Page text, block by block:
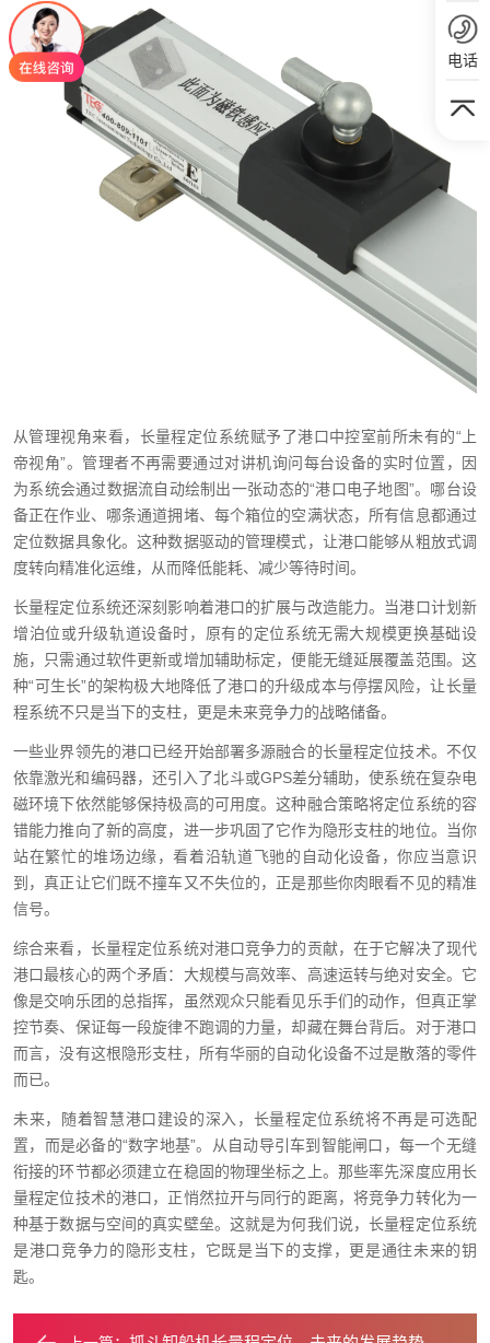
从管理视角来看，长量程定位系统赋予了港口中控室前所未有的“上
帝视角”。管理者不再需要通过对讲机询问每台设备的实时位置，因
为系统会通过数据流自动绘制出一张动态的“港口电子地图”。哪台设
备正在作业、哪条通道拥堵、每个箱位的空满状态，所有信息都通过
定位数据具象化。这种数据驱动的管理模式，让港口能够从粗放式调
度转向精准化运维，从而降低能耗、减少等待时间。
长量程定位系统还深刻影响着港口的扩展与改造能力。当港口计划新
增泊位或升级轨道设备时，原有的定位系统无需大规模更换基础设
施，只需通过软件更新或增加辅助标定，便能无缝延展覆盖范围。这
种“可生长”的架构极大地降低了港口的升级成本与停摆风险，让长量
程系统不只是当下的支柱，更是未来竞争力的战略储备。
一些业界领先的港口已经开始部署多源融合的长量程定位技术。不仅
依靠激光和编码器，还引入了北斗或GPS差分辅助，使系统在复杂电
磁环境下依然能够保持极高的可用度。这种融合策略将定位系统的容
错能力推向了新的高度，进一步巩固了它作为隐形支柱的地位。当你
站在繁忙的堆场边缘，看着沿轨道飞驰的自动化设备，你应当意识
到，真正让它们既不撞车又不失位的，正是那些你肉眼看不见的精准
信号。
综合来看，长量程定位系统对港口竞争力的贡献，在于它解决了现代
港口最核心的两个矛盾：大规模与高效率、高速运转与绝对安全。它
像是交响乐团的总指挥，虽然观众只能看见乐手们的动作，但真正掌
控节奏、保证每一段旋律不跑调的力量，却藏在舞台背后。对于港口
而言，没有这根隐形支柱，所有华丽的自动化设备不过是散落的零件
而已。
未来，随着智慧港口建设的深入，长量程定位系统将不再是可选配
置，而是必备的“数字地基”。从自动导引车到智能闸口，每一个无缝
衔接的环节都必须建立在稳固的物理坐标之上。那些率先深度应用长
量程定位技术的港口，正悄然拉开与同行的距离，将竞争力转化为一
种基于数据与空间的真实壁垒。这就是为何我们说，长量程定位系统
是港口竞争力的隐形支柱，它既是当下的支撑，更是通往未来的钥
匙。
电话